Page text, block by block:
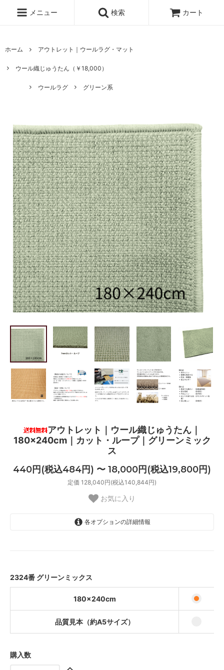
メニュー 検索 カート
ホーム アウトレット｜ウールラグ・マット
ウール織じゅうたん（￥18,000）
ウールラグ グリーン系
アウトレット｜ウール織じゅうたん｜
180×240cm｜カット・ループ｜グリーンミック
ス
440円(税込484円) 〜 18,000円(税込19,800円)
定価 128,040円(税込140,844円)
お気に入り
各オプションの詳細情報
2324番 グリーンミックス
180×240cm
品質見本（約A5サイズ）
購入数